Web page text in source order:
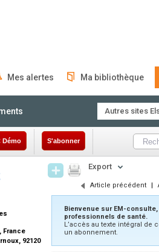
Mes alertes Ma bibliothèque
Autres sites
Démo S'abonner
France
92120
Export
Article précédent |
Bienvenue sur EM-
professionnels de santé.
L’accès au texte intégral de
un abonnement.